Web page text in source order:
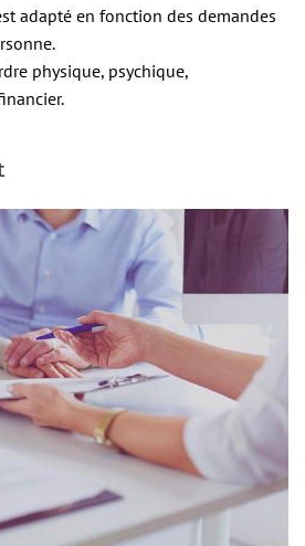
adapté en fonction des demandes
physique, psychique,